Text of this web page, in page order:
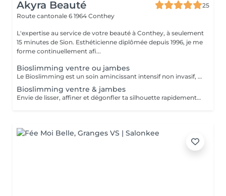
Akyra Beauté
25
Route cantonale 6 1964 Conthey
L'expertise au service de votre beauté à Conthey, à seulement
15 minutes de Sion. Esthéticienne diplômée depuis 1996, je me
forme continuellement afi...
Bioslimming ventre ou jambes
Le Bioslimming est un soin amincissant intensif non invasif, spécialement conçu pour cibler les amas graisseux localisés, affiner la silhouette et améliorer la qualité de la peau. Il est particulièrement efficace sur la zone du ventre.
Bioslimming ventre & jambes
Envie de lisser, affiner et dégonfler ta silhouette rapidement ? Le Bioslimming agit en profondeur dès la 1ère séance : Ventre plus plat Jambes affinées Réduction de la rétention d'eau Effet drainant immédiat Peau plus ferme et lisse